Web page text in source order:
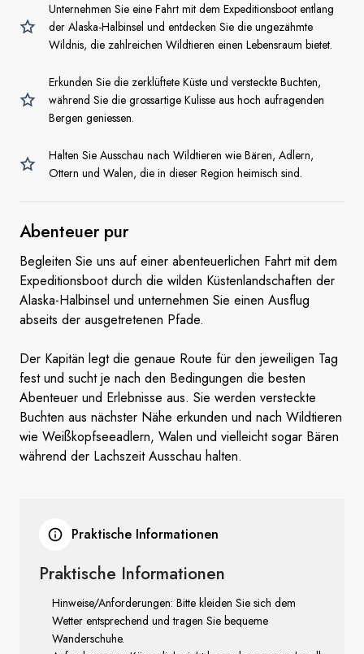
Unternehmen Sie eine Fahrt mit dem Expeditionsboot entlang
der Alaska-Halbinsel und entdecken Sie die ungezähmte
Wildnis, die zahlreichen Wildtieren einen Lebensraum bietet.
Erkunden Sie die zerklüftete Küste und versteckte Buchten,
während Sie die grossartige Kulisse aus hoch aufragenden
Bergen geniessen.
Halten Sie Ausschau nach Wildtieren wie Bären, Adlern,
Ottern und Walen, die in dieser Region heimisch sind.
Abenteuer pur
Begleiten Sie uns auf einer abenteuerlichen Fahrt mit dem
Expeditionsboot durch die wilden Küstenlandschaften der
Alaska-Halbinsel und unternehmen Sie einen Ausflug
abseits der ausgetretenen Pfade.
Der Kapitän legt die genaue Route für den jeweiligen Tag
fest und sucht je nach den Bedingungen die besten
Abenteuer und Erlebnisse aus. Sie werden versteckte
Buchten aus nächster Nähe erkunden und nach Wildtieren
wie Weißkopfseeadlern, Walen und vielleicht sogar Bären
während der Lachszeit Ausschau halten.
Praktische Informationen
Praktische Informationen
Hinweise/Anforderungen: Bitte kleiden Sie sich dem
Wetter entsprechend und tragen Sie bequeme
Wanderschuhe.